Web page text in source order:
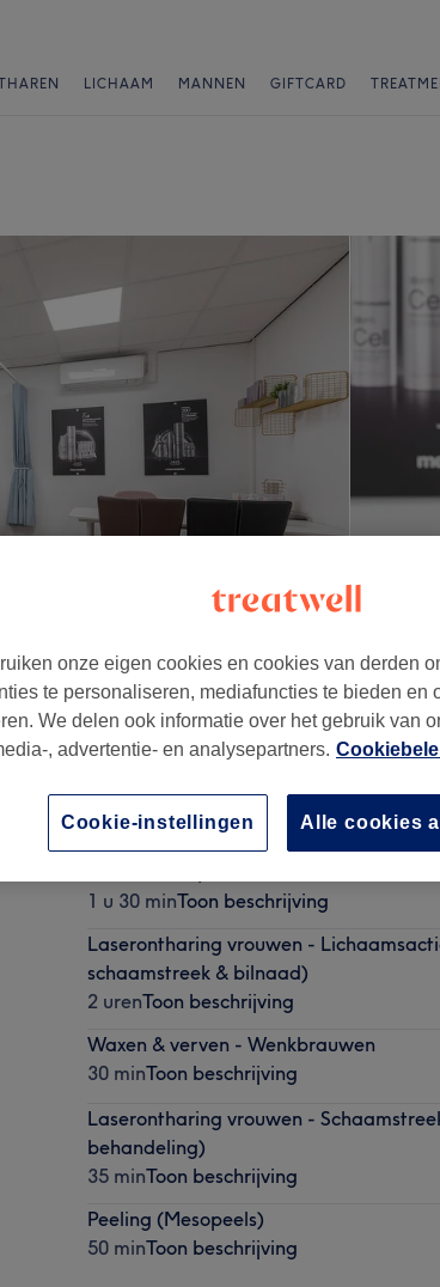
LICHAAM MANNEN GIFTCARD
Laserontharing Man - Lichaamsactie
1 u 30 minToon beschrijving
Laserontharing vrouwen -
schaamstreek & bilnaad)
2 urenToon beschrijving
Waxen & verven - Wenkbrauwen
30 minToon beschrijving
Laserontharing vrouwen -
behandeling)
35 minToon beschrijving
Peeling (Mesopeels)
50 minToon beschrijving
onze eigen cookies en cookies van derden
te personaliseren, mediafuncties te bieden en
We delen ook informatie over het gebruik van
, advertentie- en analysepartners.
Alle cookies
Cookie-instellingen